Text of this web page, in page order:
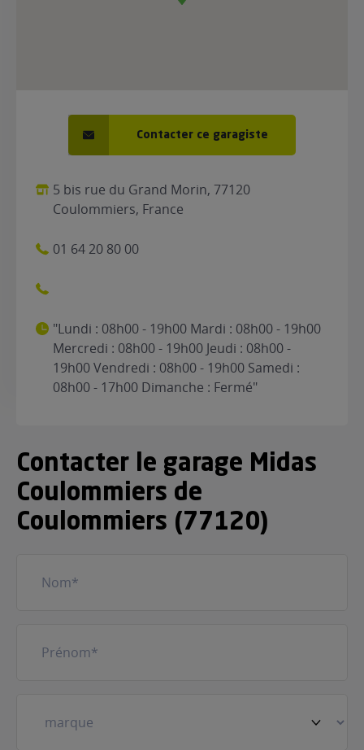
Contacter ce garagiste
5 bis rue du Grand Morin, 77120
Coulommiers, France
01 64 20 80 00
"Lundi : 08h00 - 19h00 Mardi : 08h00 - 19h00
Mercredi : 08h00 - 19h00 Jeudi : 08h00 -
19h00 Vendredi : 08h00 - 19h00 Samedi :
08h00 - 17h00 Dimanche : Fermé"
Contacter le garage Midas
Coulommiers de
Coulommiers (77120)
véhicule(Nécessaire)